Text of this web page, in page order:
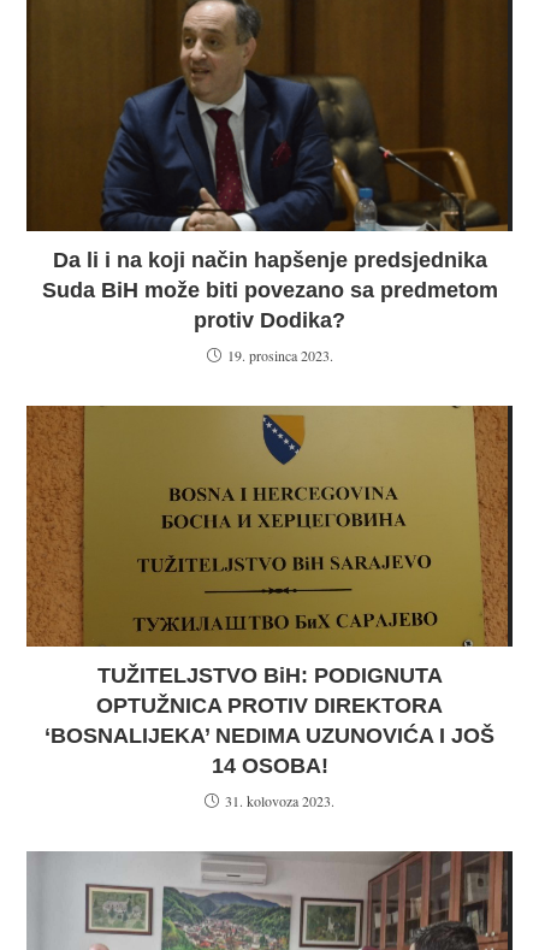
Da li i na koji način hapšenje predsjednika
Suda BiH može biti povezano sa predmetom
protiv Dodika?
19. prosinca 2023.
TUŽITELJSTVO BiH: PODIGNUTA
OPTUŽNICA PROTIV DIREKTORA
‘BOSNALIJEKA’ NEDIMA UZUNOVIĆA I JOŠ
14 OSOBA!
31. kolovoza 2023.